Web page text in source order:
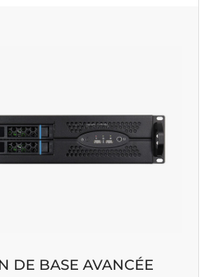
DE BASE AVANCÉE